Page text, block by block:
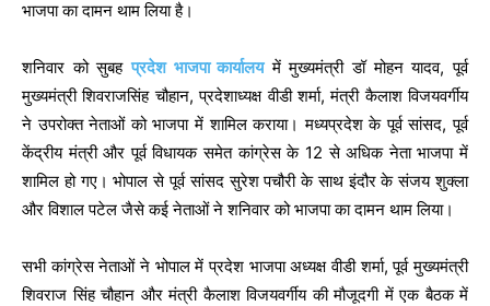
भाजपा का दामन थाम लिया है।
शनिवार को सुबहप्रदेश भाजपा कार्यालयमें मुख्यमंत्री डॉ मोहन यादव, पूर्व
मुख्यमंत्री शिवराजसिंह चौहान, प्रदेशाध्यक्ष वीडी शर्मा, मंत्री कैलाश विजयवर्गीय
ने उपरोक्त नेताओं को भाजपा में शामिल कराया। मध्यप्रदेश के पूर्व सांसद, पूर्व
केंद्रीय मंत्री और पूर्व विधायक समेत कांग्रेस के 12 से अधिक नेता भाजपा में
शामिल हो गए। भोपाल से पूर्व सांसद सुरेश पचौरी के साथ इंदौर के संजय शुक्ला
और विशाल पटेल जैसे कई नेताओं ने शनिवार को भाजपा का दामन थाम लिया।
सभी कांग्रेस नेताओं ने भोपाल में प्रदेश भाजपा अध्यक्ष वीडी शर्मा, पूर्व मुख्यमंत्री
शिवराज सिंह चौहान और मंत्री कैलाश विजयवर्गीय की मौजूदगी में एक बैठक में